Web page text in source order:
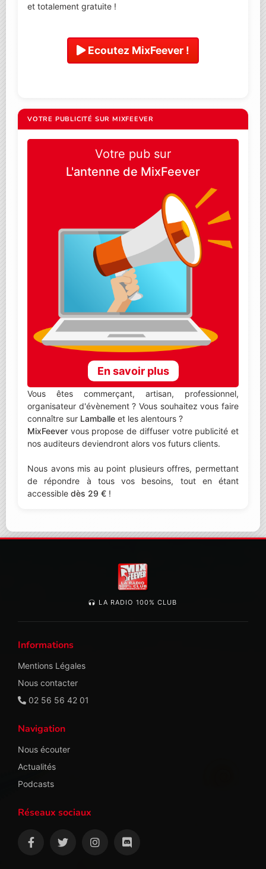
et totalement gratuite !
Ecoutez MixFeever !
VOTRE PUBLICITÉ SUR MIXFEEVER
Votre pub sur
L'antenne de MixFeever
En savoir plus
Vous êtes commerçant, artisan, professionnel,
organisateur d'évènement ? Vous souhaitez vous faire
connaître sur Lamballe et les alentours ?
MixFeever vous propose de diffuser votre publicité et
nos auditeurs deviendront alors vos futurs clients.
Nous avons mis au point plusieurs offres, permettant
de répondre à tous vos besoins, tout en étant
accessible dès 29 € !
LA RADIO 100% CLUB
Informations
Mentions Légales
Nous contacter
02 56 56 42 01
Navigation
Nous écouter
Actualités
Podcasts
Réseaux sociaux